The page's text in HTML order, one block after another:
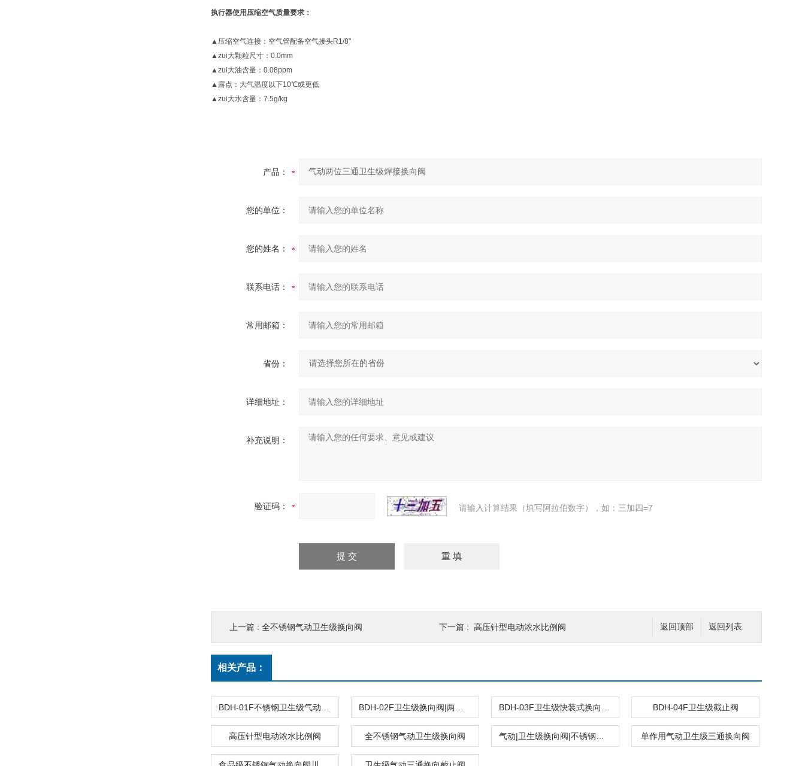
执行器使用压缩空气质量要求：
▲压缩空气连接：空气管配备空气接头R1/8"
▲zui大颗粒尺寸：0.0mm
▲zui大油含量：0.08ppm
▲露点：大气温度以下10℃或更低
▲zui大水含量：7.5g/kg
产品：
您的单位：
您的姓名：
联系电话：
常用邮箱：
省份：
详细地址：
补充说明：
验证码： 请输入计算结果（填写阿拉伯数字），如：三加四=7
返回列表
返回顶部
上一篇 : 全不锈钢气动卫生级换向阀 下一篇 : 高压针型电动浓水比例阀
相关产品：
BDH-04F卫生级截止阀
高压针型电动浓水比例阀 全不锈钢气动卫生级换向阀 单作用气动卫生级三通换向阀